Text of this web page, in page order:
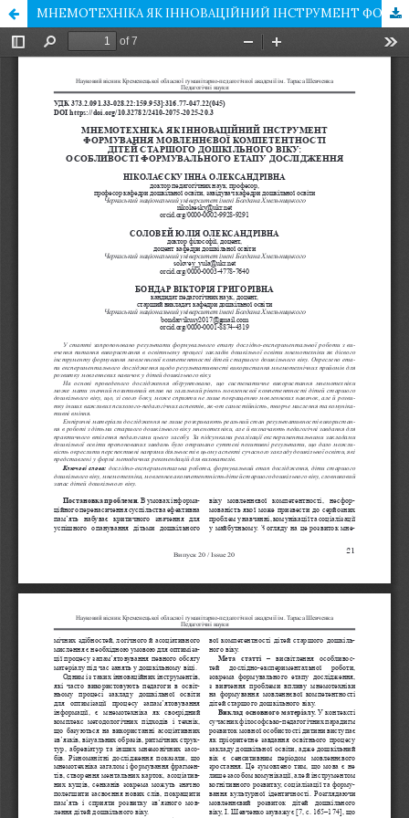
МНЕМОТЕХНІКА ЯК ІННОВАЦІЙНИЙ ІНСТРУМЕНТ ФОРМУВАННЯ МОВЛЕННЄВОЇ КОМПЕТЕНТНОСТІ ДІТЕЙ СТАРШОГО ДОШКІЛЬНОГО ВІКУ: ОСОБЛИВОСТІ ФОРМУВАЛЬНОГО ЕТАПУ ДОСЛІДЖЕННЯ